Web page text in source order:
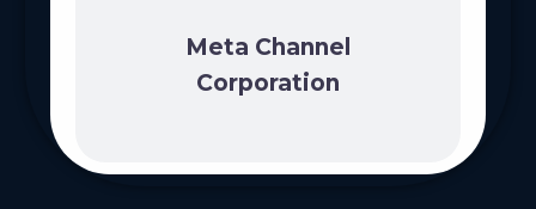
Meta Channel
Corporation